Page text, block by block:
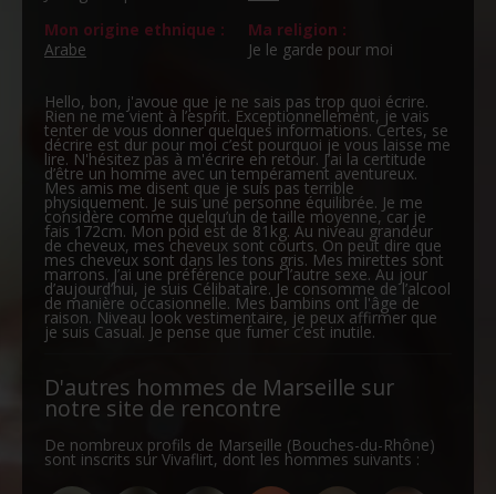
Mon origine ethnique :
Arabe
Ma religion :
Je le garde pour moi
Hello, bon, j'avoue que je ne sais pas trop quoi écrire.
Rien ne me vient à l’esprit. Exceptionnellement, je vais
tenter de vous donner quelques informations. Certes, se
décrire est dur pour moi c’est pourquoi je vous laisse me
lire. N'hésitez pas à m'écrire en retour. J’ai la certitude
d’être un homme avec un tempérament aventureux.
Mes amis me disent que je suis pas terrible
physiquement. Je suis une personne équilibrée. Je me
considère comme quelqu’un de taille moyenne, car je
fais 172cm. Mon poid est de 81kg. Au niveau grandeur
de cheveux, mes cheveux sont courts. On peut dire que
mes cheveux sont dans les tons gris. Mes mirettes sont
marrons. J’ai une préférence pour l’autre sexe. Au jour
d’aujourd’hui, je suis Célibataire. Je consomme de l’alcool
de manière occasionnelle. Mes bambins ont l'âge de
raison. Niveau look vestimentaire, je peux affirmer que
je suis Casual. Je pense que fumer c’est inutile.
D'autres hommes de Marseille sur
notre site de rencontre
De nombreux profils de Marseille (Bouches-du-Rhône)
sont inscrits sur Vivaflirt, dont les hommes suivants :